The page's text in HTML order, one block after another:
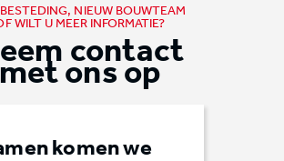
NIEUW BOUWTEAM
WILT U MEER INFORMATIE?
contact
met ons op
komen we